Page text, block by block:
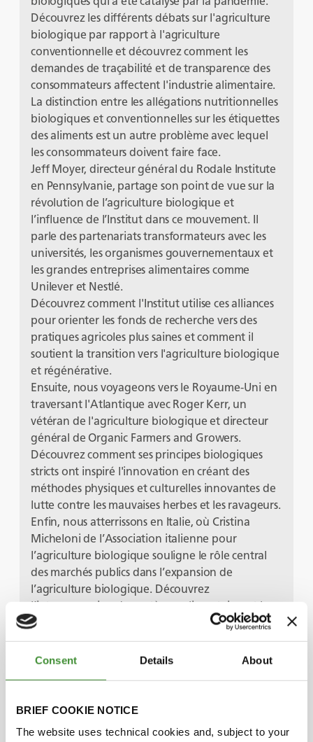
Consent Details About
BRIEF COOKIE NOTICE
The website uses technical cookies and, subject to your
Découvrez les différents débats sur l'agriculture
biologique par rapport à l'agriculture
conventionnelle et découvrez comment les
demandes de traçabilité et de transparence des
consommateurs affectent l'industrie alimentaire.
La distinction entre les allégations nutritionnelles
biologiques et conventionnelles sur les étiquettes
des aliments est un autre problème avec lequel
les consommateurs doivent faire face.
Jeff Moyer, directeur général du Rodale Institute
en Pennsylvanie, partage son point de vue sur la
révolution de l’agriculture biologique et
l’influence de l’Institut dans ce mouvement. Il
parle des partenariats transformateurs avec les
universités, les organismes gouvernementaux et
les grandes entreprises alimentaires comme
Unilever et Nestlé.
Découvrez comment l'Institut utilise ces alliances
pour orienter les fonds de recherche vers des
pratiques agricoles plus saines et comment il
soutient la transition vers l'agriculture biologique
et régénérative.
Ensuite, nous voyageons vers le Royaume-Uni en
traversant l'Atlantique avec Roger Kerr, un
vétéran de l'agriculture biologique et directeur
général de Organic Farmers and Growers.
Découvrez comment ses principes biologiques
stricts ont inspiré l'innovation en créant des
méthodes physiques et culturelles innovantes de
lutte contre les mauvaises herbes et les ravageurs.
Enfin, nous atterrissons en Italie, où Cristina
Micheloni de l’Association italienne pour
l’agriculture biologique souligne le rôle central
des marchés publics dans l’expansion de
l’agriculture biologique. Découvrez
l’interconnexion des systèmes alimentaires et la
nécessité d’une alliance de consommateurs et de
citoyens pour nourrir une population mondiale
croissante de manière organique.
la tendance mondiale de l’agriculture biologique